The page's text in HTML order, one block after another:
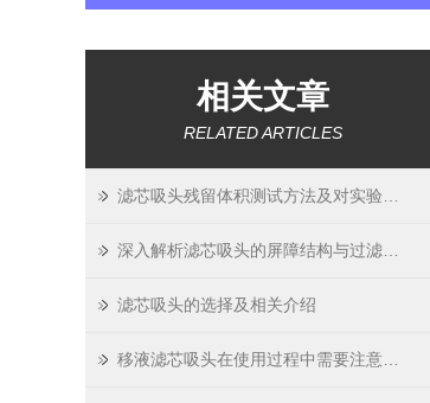
相关文章
RELATED ARTICLES
滤芯吸头的选择及相关介绍